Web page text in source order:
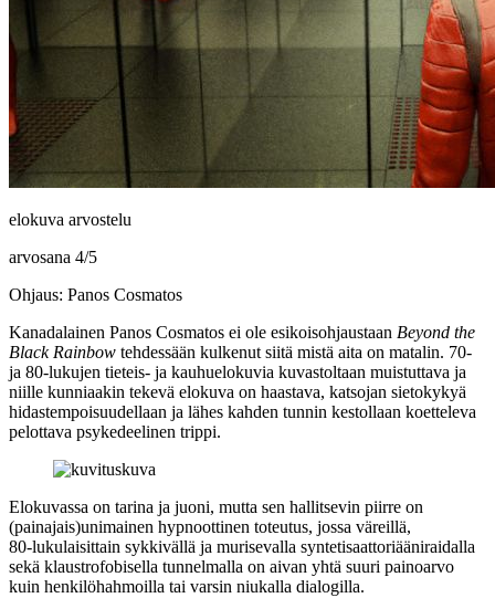
elokuva arvostelu
arvosana 4/5
Ohjaus: Panos Cosmatos
Kanadalainen Panos Cosmatos ei ole esikoisohjaustaan Beyond the
Black Rainbow tehdessään kulkenut siitä mistä aita on matalin. 70‑
ja 80‑lukujen tieteis‑ ja kauhuelokuvia kuvastoltaan muistuttava ja
niille kunniaakin tekevä elokuva on haastava, katsojan sietokykyä
hidastempoisuudellaan ja lähes kahden tunnin kestollaan koetteleva
pelottava psykedeelinen trippi.
Elokuvassa on tarina ja juoni, mutta sen hallitsevin piirre on
(painajais)unimainen hypnoottinen toteutus, jossa väreillä,
80‑lukulaisittain sykkivällä ja murisevalla syntetisaattoriääniraidalla
sekä klaustrofobisella tunnelmalla on aivan yhtä suuri painoarvo
kuin henkilöhahmoilla tai varsin niukalla dialogilla.